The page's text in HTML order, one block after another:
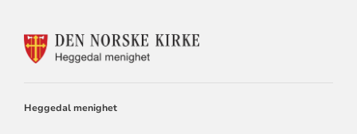
KONTAKTINFORMASJON
Heggedal menighet